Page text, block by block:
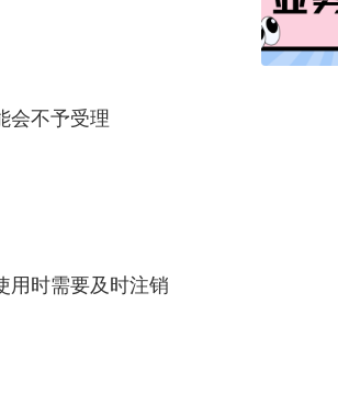
会不予受理
用时需要及时注销